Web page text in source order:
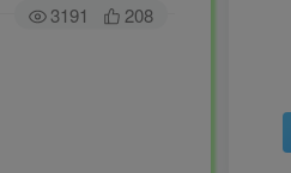
3191 208